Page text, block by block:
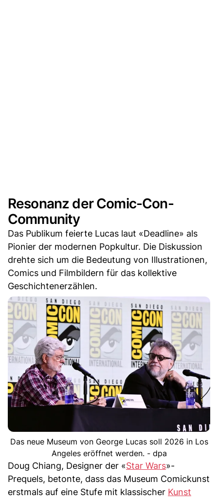
Resonanz der Comic-Con-
Community
Das Publikum feierte Lucas laut «Deadline» als
Pionier der modernen Popkultur. Die Diskussion
drehte sich um die Bedeutung von Illustrationen,
Comics und Filmbildern für das kollektive
Geschichtenerzählen.
Das neue Museum von George Lucas soll 2026 in Los
Angeles eröffnet werden. - dpa
Doug Chiang, Designer der «Star Wars»-
Prequels, betonte, dass das Museum Comickunst
erstmals auf eine Stufe mit klassischer Kunst